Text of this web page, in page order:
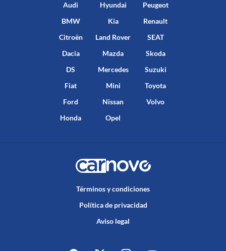
Audi
BMW
Citroën
Dacia
DS
Fiat
Ford
Honda
Hyundai
Kia
Land Rover
Mazda
Mercedes
Mini
Nissan
Opel
Peugeot
Renault
SEAT
Skoda
Suzuki
Toyota
Volvo
Términos y condiciones
Política de privacidad
Aviso legal